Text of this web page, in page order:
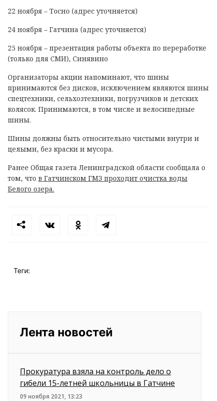
22 ноября – Тосно (адрес уточняется)
24 ноября – Гатчина (адрес уточняется)
25 ноября – презентация работы объекта по переработке
(только для СМИ), Синявино
Организаторы акции напоминают, что шины
принимаются без дисков, исключением являются шины
спецтехники, сельхозтехники, погрузчиков и детских
колясок. Принимаются, в том числе и велосипедные
шины.
Шины должны быть относительно чистыми внутри и
целыми, без краски и мусора.
Ранее Общая газета Ленинградской области сообщала о
том, что в Гатчинском ГМЗ проходит очистка воды
Белого озера.
Теги:
Лента новостей
Прокуратура взяла на контроль дело о
гибели 15-летней школьницы в Гатчине
09 ноября 2021, 13:23